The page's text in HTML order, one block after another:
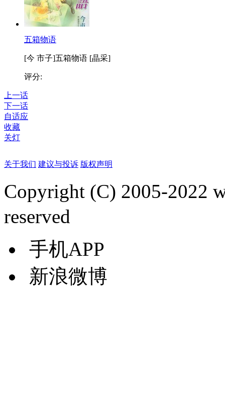
五箱物语
[今 市子]五箱物语 [晶采]
评分:
上一话
下一话
自适应
收藏
关灯
关于我们 建议与投诉 版权声明
Copyright (C) 2005-2022
reserved
手机APP
新浪微博